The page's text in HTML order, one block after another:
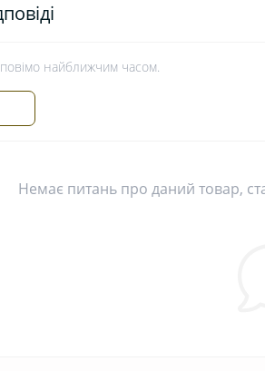
найближчим часом.
Немає питань про даний товар,